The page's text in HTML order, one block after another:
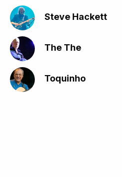
Steve Hackett
The The
Toquinho